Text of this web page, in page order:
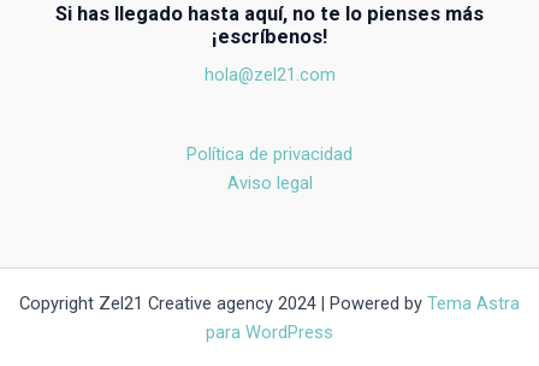
Si has llegado hasta aquí, no te lo pienses más
¡escríbenos!
hola@zel21.com
Política de privacidad
Aviso legal
Copyright Zel21 Creative agency 2024 | Powered by Tema Astra
para WordPress